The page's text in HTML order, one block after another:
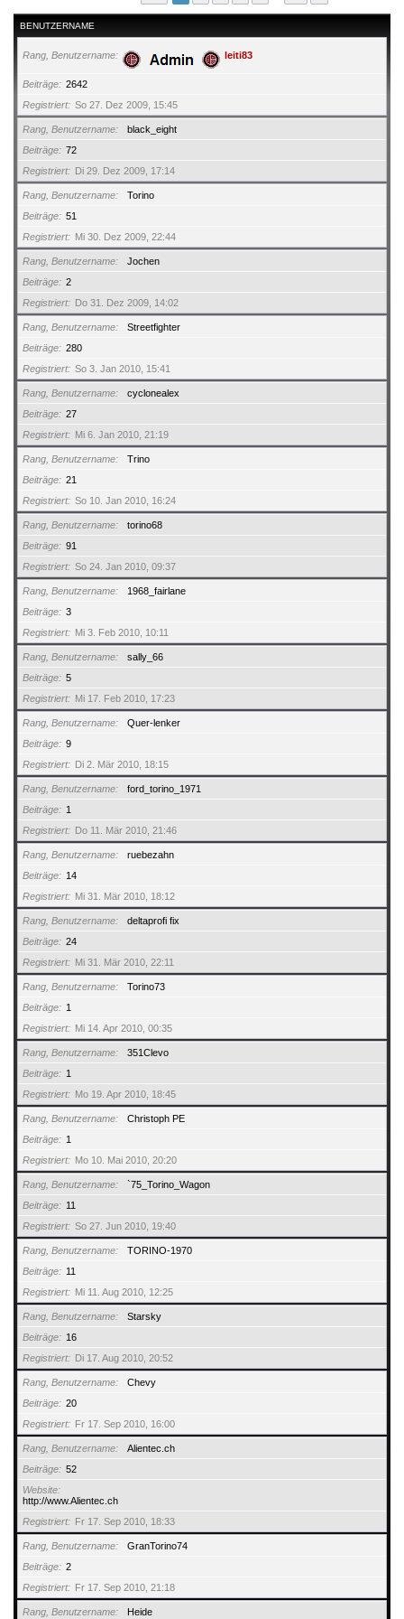
BENUTZERNAME
Rang, Benutzername leiti83
Beiträge
2642
Registriert
So 27. Dez 2009, 15:45
Rang, Benutzername
black_eight
Beiträge
72
Registriert
Di 29. Dez 2009, 17:14
Rang, Benutzername
Torino
Beiträge
51
Registriert
Mi 30. Dez 2009, 22:44
Rang, Benutzername
Jochen
Beiträge
2
Registriert
Do 31. Dez 2009, 14:02
Rang, Benutzername
Streetfighter
Beiträge
280
Registriert
So 3. Jan 2010, 15:41
Rang, Benutzername
cyclonealex
Beiträge
27
Registriert
Mi 6. Jan 2010, 21:19
Rang, Benutzername
Trino
Beiträge
21
Registriert
So 10. Jan 2010, 16:24
Rang, Benutzername
torino68
Beiträge
91
Registriert
So 24. Jan 2010, 09:37
Rang, Benutzername
1968_fairlane
Beiträge
3
Registriert
Mi 3. Feb 2010, 10:11
Rang, Benutzername
sally_66
Beiträge
5
Registriert
Mi 17. Feb 2010, 17:23
Rang, Benutzername
Quer-lenker
Beiträge
9
Registriert
Di 2. Mär 2010, 18:15
Rang, Benutzername
ford_torino_1971
Beiträge
1
Registriert
Do 11. Mär 2010, 21:46
Rang, Benutzername
ruebezahn
Beiträge
14
Registriert
Mi 31. Mär 2010, 18:12
Rang, Benutzername
deltaprofi fix
Beiträge
24
Registriert
Mi 31. Mär 2010, 22:11
Rang, Benutzername
Torino73
Beiträge
1
Registriert
Mi 14. Apr 2010, 00:35
Rang, Benutzername
351Clevo
Beiträge
1
Registriert
Mo 19. Apr 2010, 18:45
Rang, Benutzername
Christoph PE
Beiträge
1
Registriert
Mo 10. Mai 2010, 20:20
Rang, Benutzername
`75_Torino_Wagon
Beiträge
11
Registriert
So 27. Jun 2010, 19:40
Rang, Benutzername
TORINO-1970
Beiträge
11
Registriert
Mi 11. Aug 2010, 12:25
Rang, Benutzername
Starsky
Beiträge
16
Registriert
Di 17. Aug 2010, 20:52
Rang, Benutzername
Chevy
Beiträge
20
Registriert
Fr 17. Sep 2010, 16:00
Rang, Benutzername
Alientec.ch
Beiträge
52
Website
http://www.Alientec.ch
Registriert
Fr 17. Sep 2010, 18:33
Rang, Benutzername
GranTorino74
Beiträge
2
Registriert
Fr 17. Sep 2010, 21:18
Rang, Benutzername Heide